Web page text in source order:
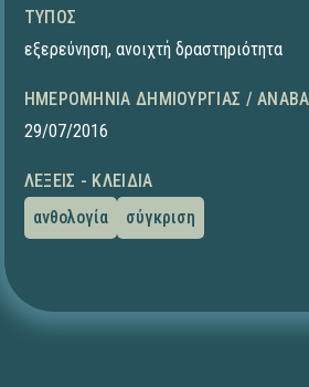
ΤΎΠΟΣ
εξερεύνηση, ανοιχτή δραστηριότητα
ΗΜΕΡΟΜΗΝΊΑ ΔΗΜΙΟΥΡΓΊΑΣ /
29/07/2016
ΛΈΞΕΙΣ - ΚΛΕΙΔΙΆ
ανθολογία
σύγκριση